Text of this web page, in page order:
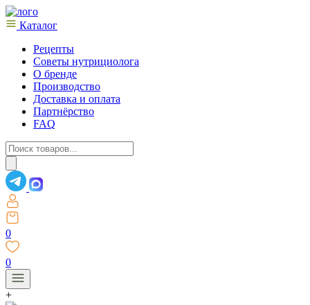
Каталог
Рецепты
Советы нутрициолога
О бренде
Производство
Доставка и оплата
Партнёрство
FAQ
Поиск
товаров
0
0
+